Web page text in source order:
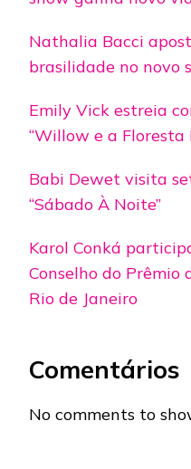
Nathalia Bacci
brasilidade no novo
Emily Vick estreia
“Willow e a Floresta
Babi Dewet visita
“Sábado À Noite”
Karol Conká
Conselho do Prêmio
Rio de Janeiro
Comentários
No comments to